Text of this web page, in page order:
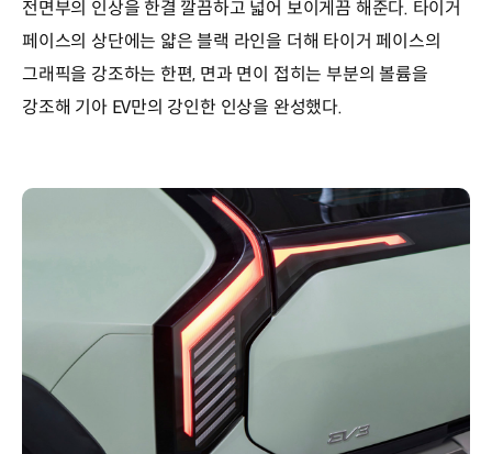
전면부의 인상을 한결 깔끔하고 넓어 보이게끔 해준다. 타이거
페이스의 상단에는 얇은 블랙 라인을 더해 타이거 페이스의
그래픽을 강조하는 한편, 면과 면이 접히는 부분의 볼륨을
강조해 기아 EV만의 강인한 인상을 완성했다.